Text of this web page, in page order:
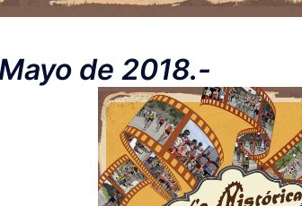
de 2018.-